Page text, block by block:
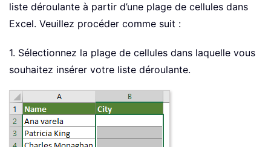
liste déroulante à partir d’une plage de cellules dans
Excel. Veuillez procéder comme suit :
1. Sélectionnez la plage de cellules dans laquelle vous
souhaitez insérer votre liste déroulante.